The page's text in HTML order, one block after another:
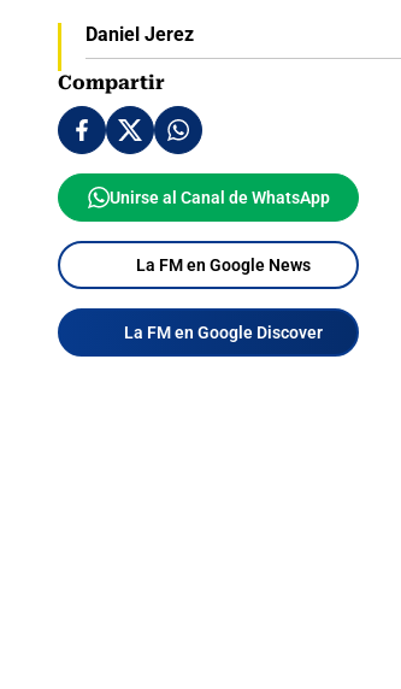
Daniel Jerez
Compartir
Unirse al Canal de WhatsApp
La FM en Google News
La FM en Google Discover